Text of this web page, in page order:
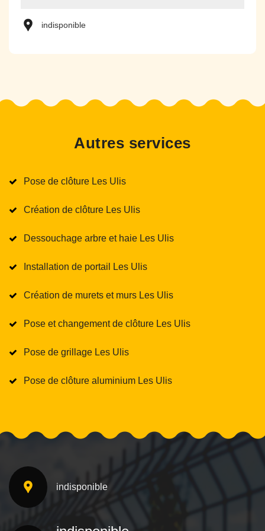
indisponible
Autres services
Pose de clôture Les Ulis
Création de clôture Les Ulis
Dessouchage arbre et haie Les Ulis
Installation de portail Les Ulis
Création de murets et murs Les Ulis
Pose et changement de clôture Les Ulis
Pose de grillage Les Ulis
Pose de clôture aluminium Les Ulis
indisponible